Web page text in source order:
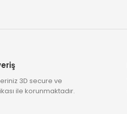
3D secure ve
ile korunmaktadır.